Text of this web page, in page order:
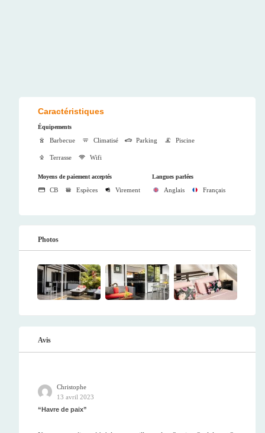
Caractéristiques
Équipements
Barbecue Climatisé Parking Piscine
Terrasse Wifi
Moyens de paiement acceptés
CB Espèces Virement
Langues parlées
Anglais Français
Photos
Avis
Christophe
13 avril 2023
Havre de paix